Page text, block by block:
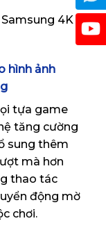
hình ảnh
tựa game
tăng cường
sung thêm
mà hơn
thao tác
động mờ
chơi.